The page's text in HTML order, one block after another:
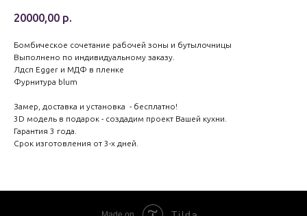
20000,00 р.
Бомбическое сочетание рабочей зоны и бутылочницы
Выполнено по индивидуальному заказу.
Лдсп Egger и МДФ в пленке
Фурнитура blum
Замер, доставка и установка - бесплатно!
3D модель в подарок - создадим проект Вашей кухни.
Гарантия 3 года.
Срок изготовления от 3-х дней.